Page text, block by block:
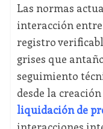
Las normas
interacción
registro
grises que
seguimiento
desde la
liquidación de